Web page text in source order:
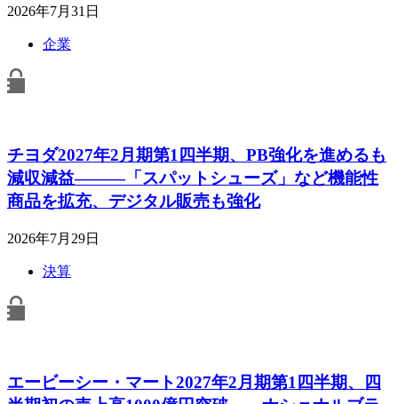
2026年7月31日
企業
チヨダ2027年2月期第1四半期、PB強化を進めるも
減収減益―――「スパットシューズ」など機能性
商品を拡充、デジタル販売も強化
2026年7月29日
決算
エービーシー・マート2027年2月期第1四半期、四